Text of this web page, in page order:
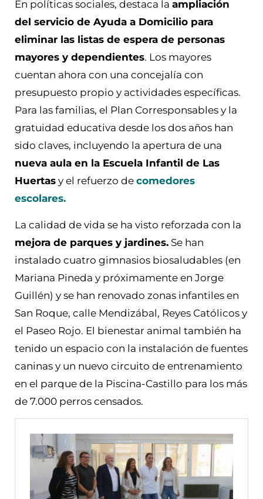
En políticas sociales, destaca la ampliación
del servicio de Ayuda a Domicilio para
eliminar las listas de espera de personas
mayores y dependientes. Los mayores
cuentan ahora con una concejalía con
presupuesto propio y actividades específicas.
Para las familias, el Plan Corresponsables y la
gratuidad educativa desde los dos años han
sido claves, incluyendo la apertura de una
nueva aula en la Escuela Infantil de Las
Huertas y el refuerzo de comedores
escolares.
La calidad de vida se ha visto reforzada con la
mejora de parques y jardines. Se han
instalado cuatro gimnasios biosaludables (en
Mariana Pineda y próximamente en Jorge
Guillén) y se han renovado zonas infantiles en
San Roque, calle Mendizábal, Reyes Católicos y
el Paseo Rojo. El bienestar animal también ha
tenido un espacio con la instalación de fuentes
caninas y un nuevo circuito de entrenamiento
en el parque de la Piscina-Castillo para los más
de 7.000 perros censados.